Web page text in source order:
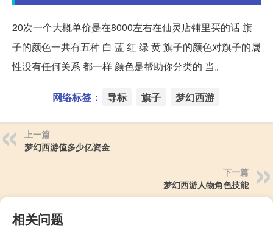
20次一个大概单价是在8000左右在仙灵店铺里买的话 旗
子的颜色一共有五种 白 蓝 红 绿 黄 旗子的颜色对旗子的属
性没有任何关系 都一样 颜色是帮助你分类的 当。
网络标签： 导标 旗子 梦幻西游
上一篇
梦幻西游值多少亿资金
下一篇
梦幻西游人物角色技能
相关问题